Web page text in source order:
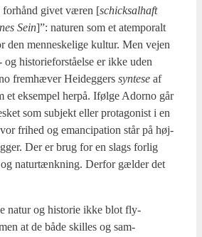
for­hånd givet væren [schick­sal­haft
Sein]”: natu­ren som et atem­poralt
den men­ne­ske­li­ge kul­tur. Men vej­en
histo­ri­e­for­stå­el­se er ikke uden
frem­hæ­ver Hei­deg­gers syn­te­se af
et eksem­pel her­på. Iføl­ge Ador­no går
som sub­jekt eller pro­ta­go­nist i en
fri­hed og eman­ci­pa­tion står på høj­
Der er brug for en slags for­lig
natur­tænk­ning. Der­for gæl­der det
natur og histo­rie ikke blot fly­
at de både skil­les og sam­